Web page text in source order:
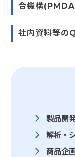
合機構
社内資料等の
製品開
解析・
商品企